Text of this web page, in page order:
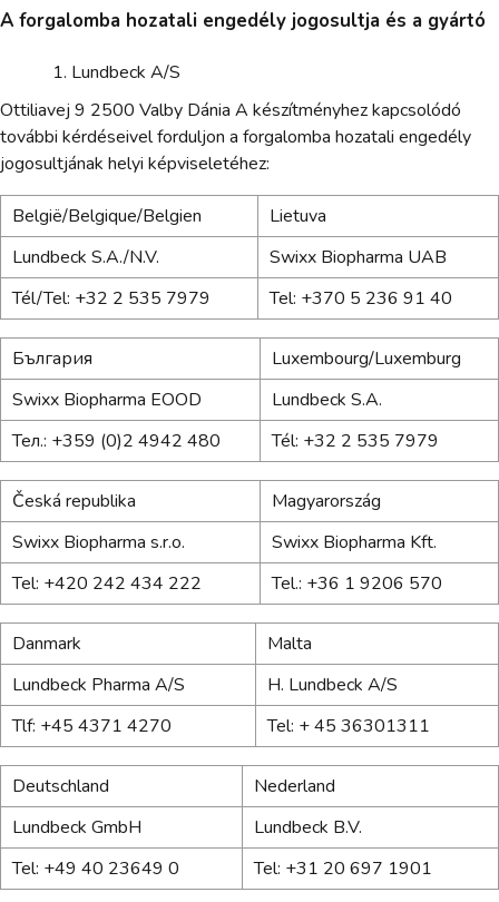
A forgalomba hozatali engedély jogosultja és a gyártó
Lundbeck A/S
Ottiliavej 9 2500 Valby Dánia A készítményhez kapcsolódó
további kérdéseivel forduljon a forgalomba hozatali engedély
jogosultjának helyi képviseletéhez:
België/Belgique/Belgien
Lietuva
Lundbeck S.A./N.V.
Swixx Biopharma UAB
Tél/Tel: +32 2 535 7979
Tel: +370 5 236 91 40
България
Luxembourg/Luxemburg
Swixx Biopharma EOOD
Lundbeck S.A.
Teл.: +359 (0)2 4942 480
Tél: +32 2 535 7979
Česká republika
Magyarország
Swixx Biopharma s.r.o.
Swixx Biopharma Kft.
Tel: +420 242 434 222
Tel.: +36 1 9206 570
Danmark
Malta
Lundbeck Pharma A/S
H. Lundbeck A/S
Tlf: +45 4371 4270
Tel: + 45 36301311
Deutschland
Nederland
Lundbeck GmbH
Lundbeck B.V.
Tel: +49 40 23649 0
Tel: +31 20 697 1901